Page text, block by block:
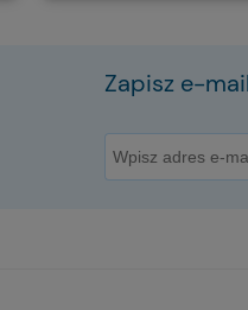
Zapisz e-